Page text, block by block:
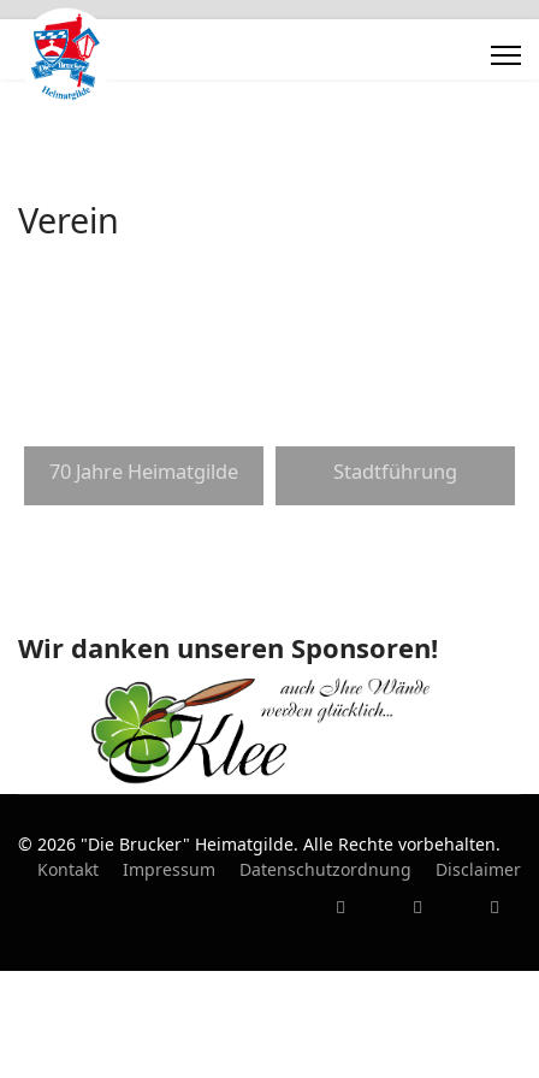
Verein
70 Jahre Heimatgilde Stadtführung
Wir danken unseren Sponsoren!
© 2026 "Die Brucker" Heimatgilde. Alle Rechte vorbehalten.
Kontakt
Impressum Datenschutzordnung Disclaimer